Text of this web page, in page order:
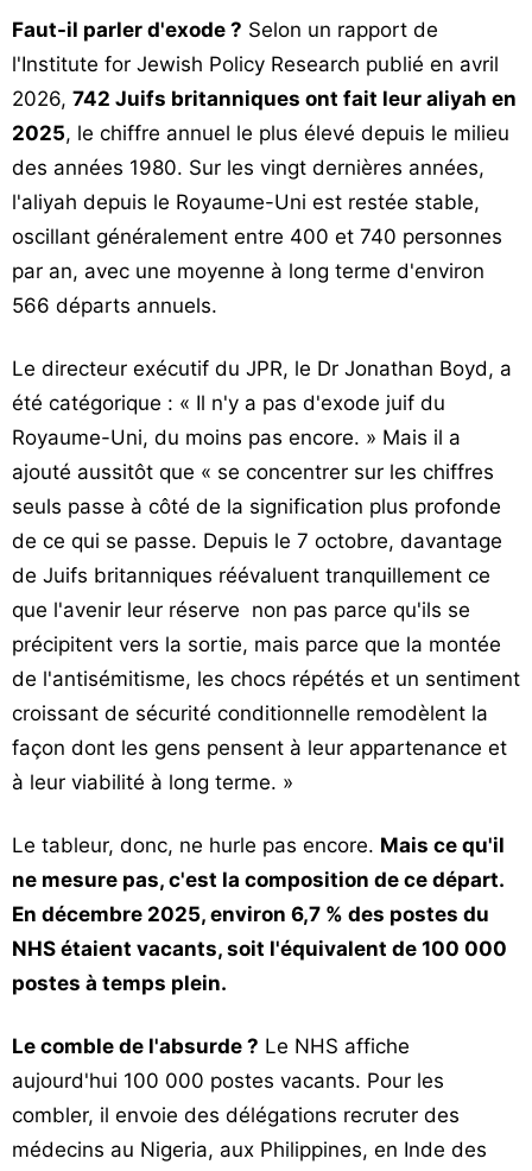
Faut-il parler d'exode ? Selon un rapport de
l'Institute for Jewish Policy Research publié en avril
2026, 742 Juifs britanniques ont fait leur aliyah en
2025, le chiffre annuel le plus élevé depuis le milieu
des années 1980. Sur les vingt dernières années,
l'aliyah depuis le Royaume-Uni est restée stable,
oscillant généralement entre 400 et 740 personnes
par an, avec une moyenne à long terme d'environ
566 départs annuels.
Le directeur exécutif du JPR, le Dr Jonathan Boyd, a
été catégorique : « Il n'y a pas d'exode juif du
Royaume-Uni, du moins pas encore. » Mais il a
ajouté aussitôt que « se concentrer sur les chiffres
seuls passe à côté de la signification plus profonde
de ce qui se passe. Depuis le 7 octobre, davantage
de Juifs britanniques réévaluent tranquillement ce
que l'avenir leur réserve non pas parce qu'ils se
précipitent vers la sortie, mais parce que la montée
de l'antisémitisme, les chocs répétés et un sentiment
croissant de sécurité conditionnelle remodèlent la
façon dont les gens pensent à leur appartenance et
à leur viabilité à long terme. »
Le tableur, donc, ne hurle pas encore. Mais ce qu'il
ne mesure pas, c'est la composition de ce départ.
En décembre 2025, environ 6,7 % des postes du
NHS étaient vacants, soit l'équivalent de 100 000
postes à temps plein.
Le comble de l'absurde ? Le NHS affiche
aujourd'hui 100 000 postes vacants. Pour les
combler, il envoie des délégations recruter des
médecins au Nigeria, aux Philippines, en Inde des